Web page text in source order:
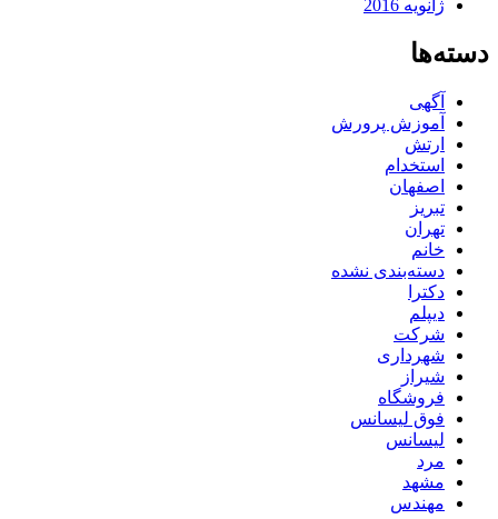
ژانویه 2016
دسته‌ها
آگهی
آموزش پرورش
ارتش
استخدام
اصفهان
تبریز
تهران
خانم
دسته‌بندی نشده
دکترا
دیپلم
شرکت
شهرداری
شیراز
فروشگاه
فوق لیسانس
لیسانس
مرد
مشهد
مهندس